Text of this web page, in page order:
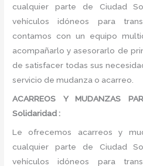
cualquier parte de Ciudad
vehículos idóneos para
contamos con un equipo
acompañarlo y asesorarlo de
de satisfacer todas sus
servicio de mudanza o acarreo.
ACARREOS Y MUDANZAS
Solidaridad :
Le ofrecemos acarreos y
cualquier parte de Ciudad
vehículos idóneos para